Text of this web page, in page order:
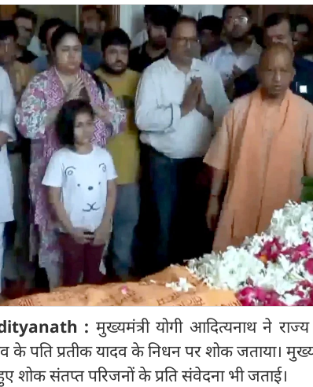
: मुख्यमंत्री योगी आदित्यनाथ ने राज्य
के पति प्रतीक यादव के निधन पर शोक जताया।
शोक संतप्त परिजनों के प्रति संवेदना भी जताई।